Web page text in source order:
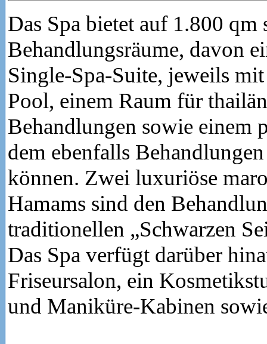
Das Spa bietet auf 1.800 qm
Behandlungsräume, davon
Single-Spa-Suite, jeweils
Pool, einem Raum für
Behandlungen sowie einem
dem ebenfalls
können. Zwei luxuriöse
Hamams sind den
traditionellen „Schwarzen
Das Spa verfügt darüber
Friseursalon, ein
und Maniküre-Kabinen